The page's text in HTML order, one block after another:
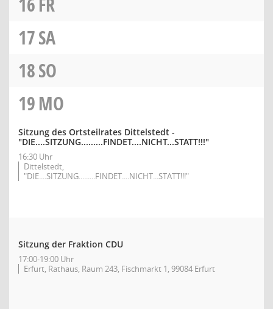
17SA
18SO
19MO
Sitzung des Ortsteilrates Dittelstedt -
"DIE....SITZUNG.........FINDET....NICHT...STATT!!!"
16:30 Uhr
Dittelstedt,
"DIE....SITZUNG.........FINDET....NICHT...STATT!!!"
Sitzung der Fraktion CDU
17:00-19:00 Uhr
Erfurt, Rathaus, Raum 243, Fischmarkt 1, 99084 Erfurt